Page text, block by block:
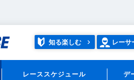
知る楽しむ レーサ
レーススケジュール デ